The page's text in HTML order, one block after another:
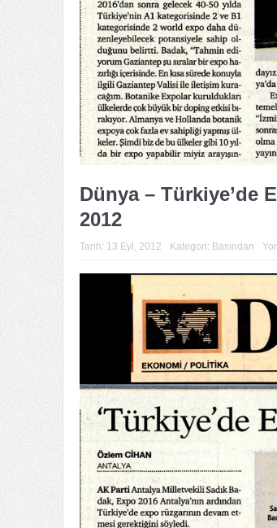
Dünya – Türkiye’de
2012
Tarih: 13 Eyl, 2012 Kategori: Basından